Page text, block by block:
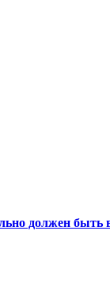
должен быть